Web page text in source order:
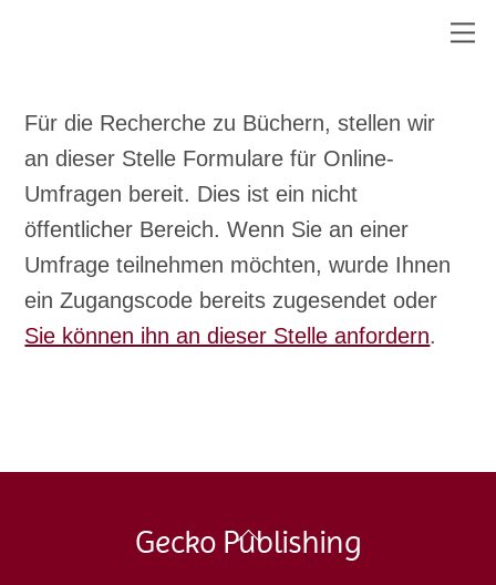
Für die Recherche zu Büchern, stellen wir
an dieser Stelle Formulare für Online-
Umfragen bereit. Dies ist ein nicht
öffentlicher Bereich. Wenn Sie an einer
Umfrage teilnehmen möchten, wurde Ihnen
ein Zugangscode bereits zugesendet oder
Sie können ihn an dieser Stelle anfordern.
Back
Gecko Publishing